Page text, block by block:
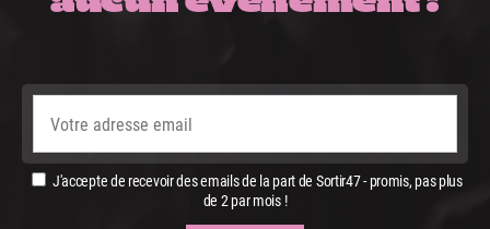
J'accepte de recevoir des emails de la part de Sortir47 - promis, pas plus
de 2 par mois !